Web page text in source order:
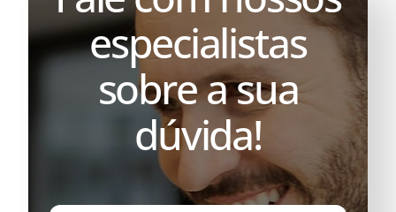
especialistas
sobre a sua
dúvida!